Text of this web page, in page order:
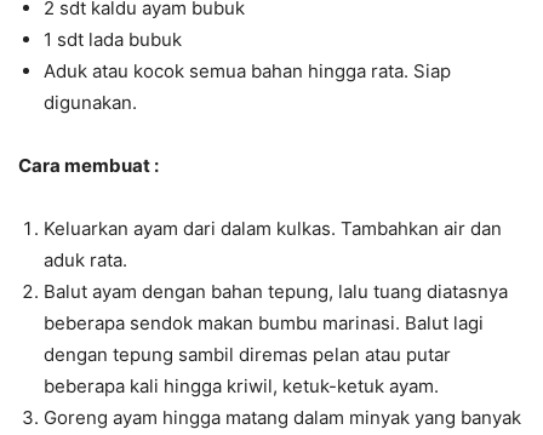
2 sdt kaldu ayam bubuk
1 sdt lada bubuk
Aduk atau kocok semua bahan hingga rata. Siap
digunakan.
Cara membuat :
Keluarkan ayam dari dalam kulkas. Tambahkan air dan
aduk rata.
Balut ayam dengan bahan tepung, lalu tuang diatasnya
beberapa sendok makan bumbu marinasi. Balut lagi
dengan tepung sambil diremas pelan atau putar
beberapa kali hingga kriwil, ketuk-ketuk ayam.
Goreng ayam hingga matang dalam minyak yang banyak